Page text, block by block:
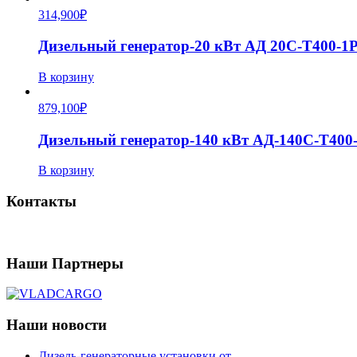
314,900₽
Дизельный генератор-20 кВт АД 20С-Т400-
В корзину
879,100₽
Дизельный генератор-140 кВт АД-140С-
В корзину
Контакты
Наши Партнеры
Наши новости